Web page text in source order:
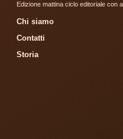
Edizione mattina ciclo editoriale con
Chi siamo
Contatti
Storia